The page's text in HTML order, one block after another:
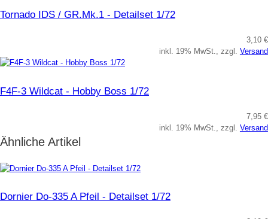
Tornado IDS / GR.Mk.1 - Detailset 1/72
3,10 €
inkl. 19% MwSt., zzgl. Versand
F4F-3 Wildcat - Hobby Boss 1/72
7,95 €
inkl. 19% MwSt., zzgl. Versand
Ähnliche Artikel
Dornier Do-335 A Pfeil - Detailset 1/72